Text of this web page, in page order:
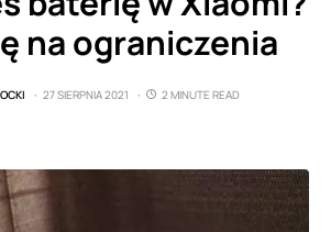
na ograniczenia
27 SIERPNIA 2021
2 MINUTE READ